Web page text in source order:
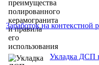
Заработок на контекстной
Укладка ДСП